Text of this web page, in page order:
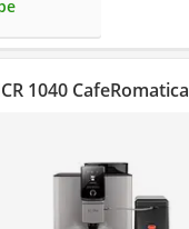
1040 CafeRomatica